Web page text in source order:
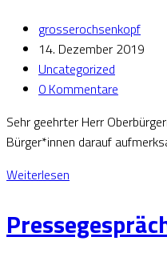
grosserochsenkopf
14. Dezember 2019
Uncategorized
0 Kommentare
Sehr geehrter Herr
Bürger*innen darauf
Weiterlesen